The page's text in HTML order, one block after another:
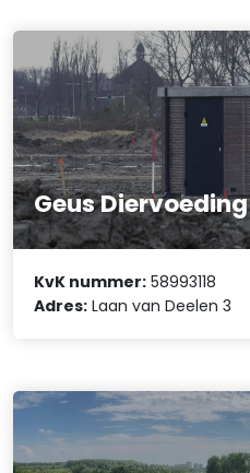
Geus Diervoeding
KvK nummer: 58993118
Adres: Laan van Deelen 3